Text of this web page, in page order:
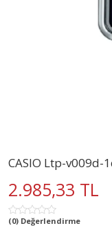
CASIO Ltp-v009d-
2.985,33 TL
(0) Değerlendirme